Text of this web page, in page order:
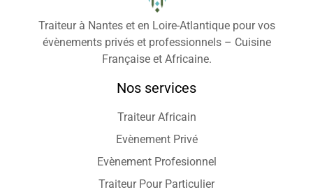
Traiteur à Nantes et en Loire-Atlantique pour vos
évènements privés et professionnels – Cuisine
Française et Africaine.
Nos services
Traiteur Africain
Evènement Privé
Evènement Profesionnel
Traiteur Pour Particulier